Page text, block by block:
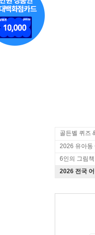
골든벨 퀴즈
2026 유아동
6인의 그림
2026 전국